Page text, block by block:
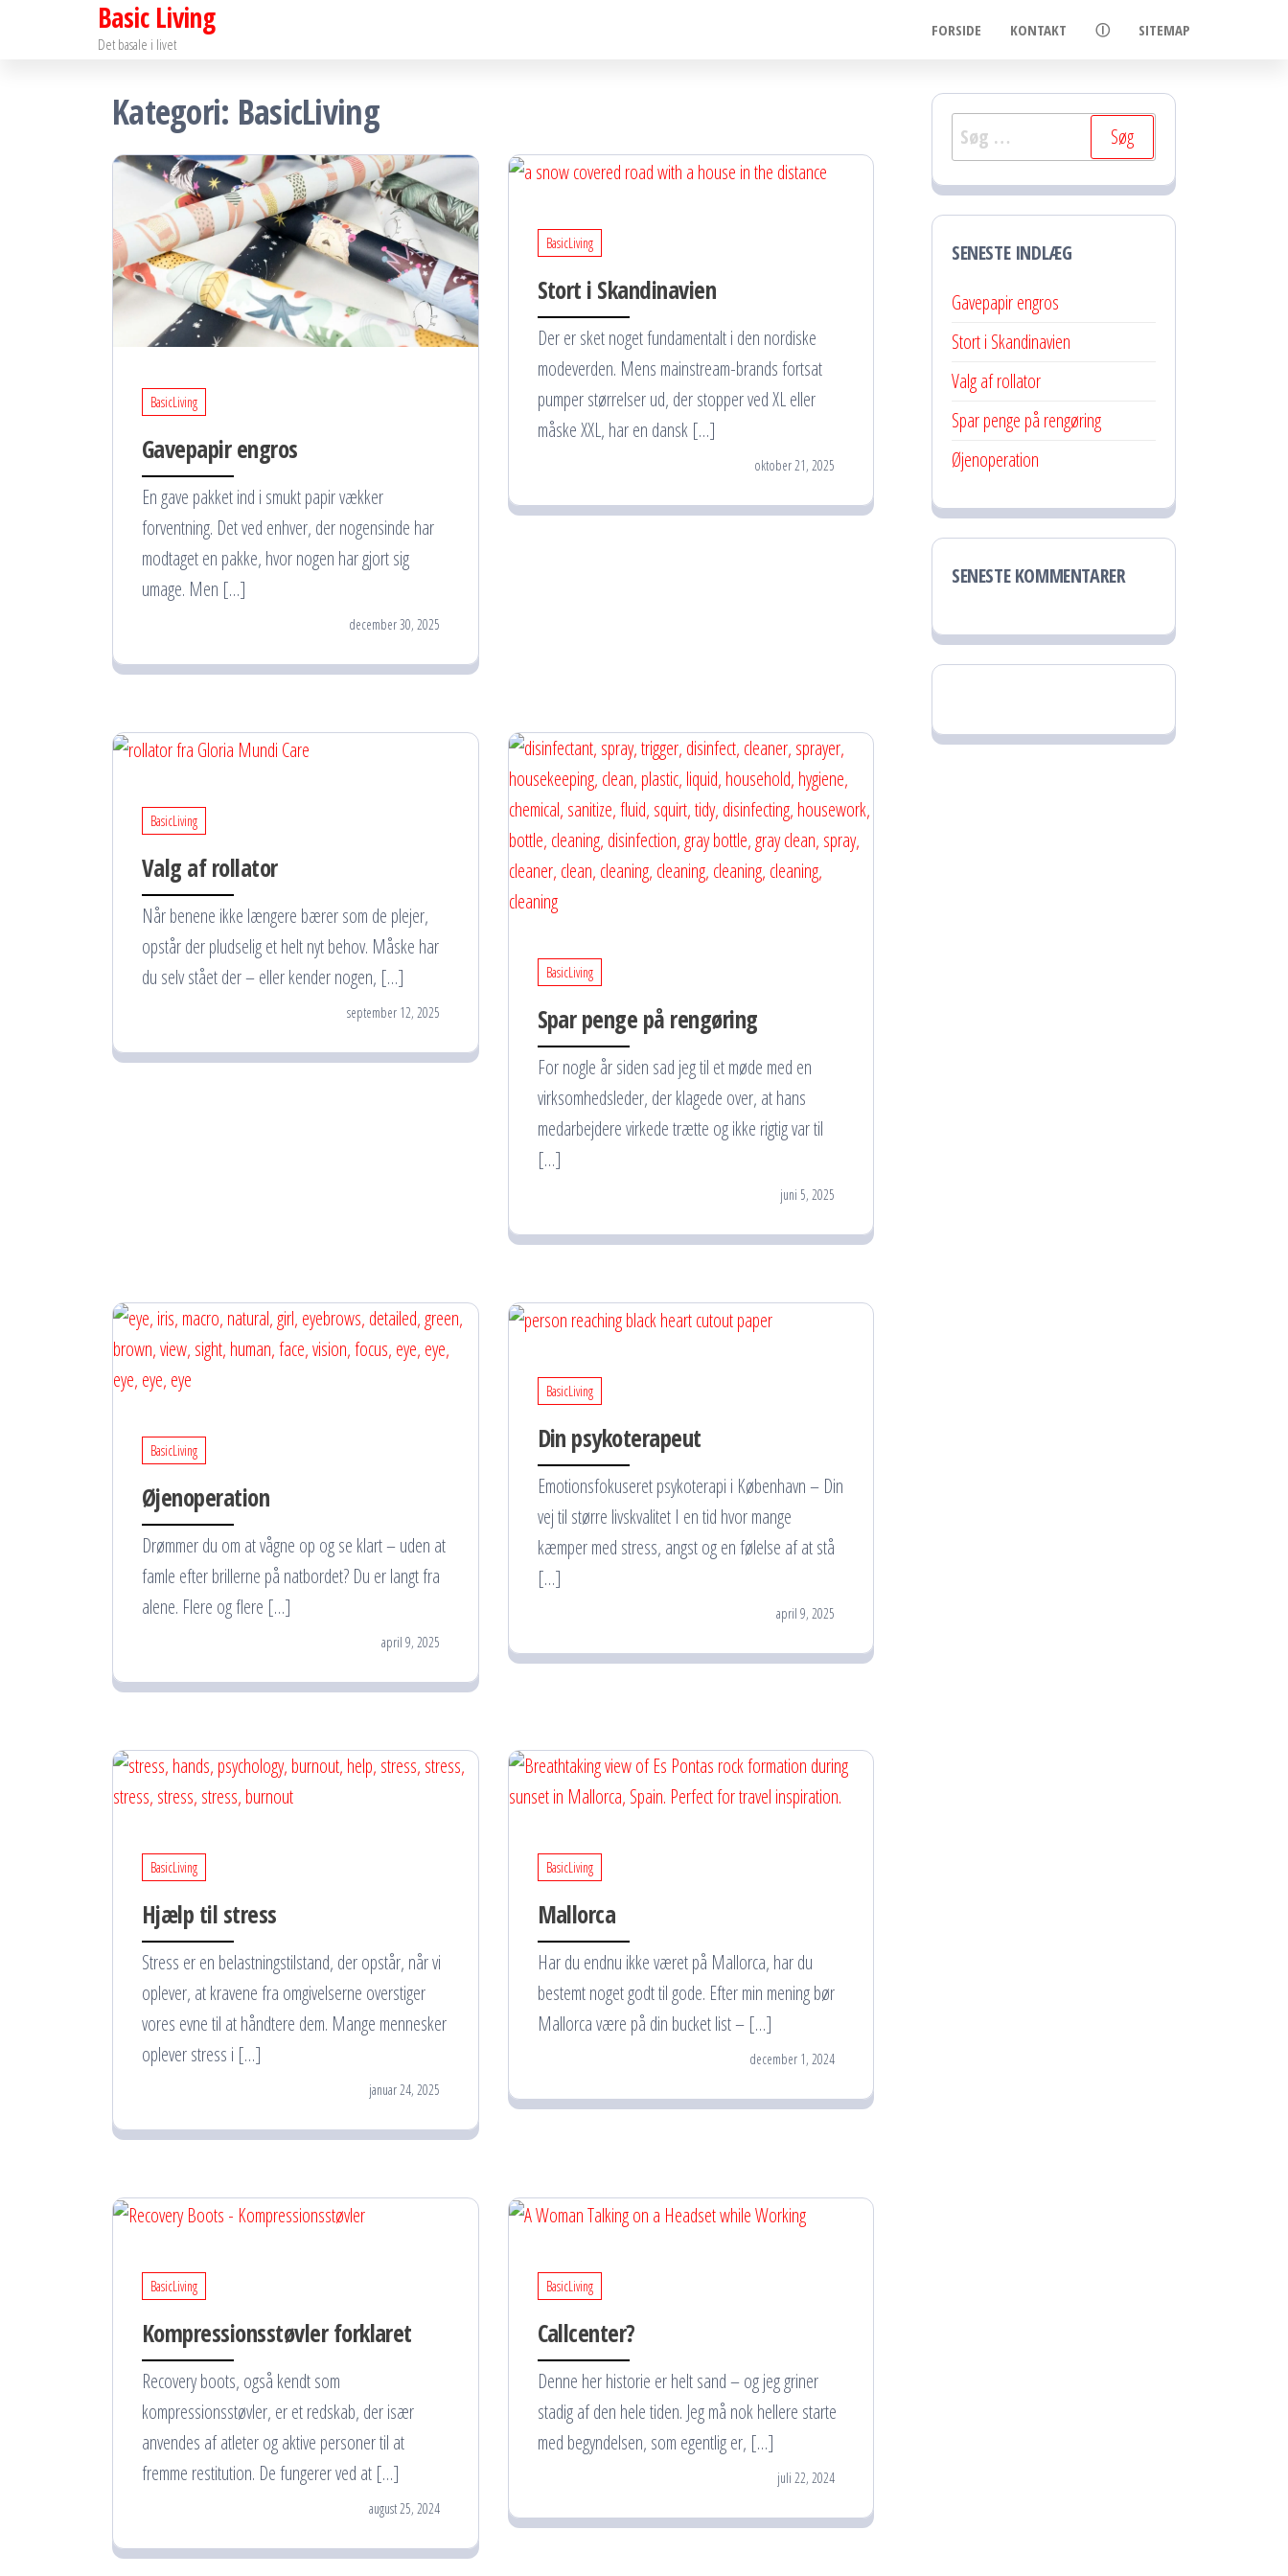
Basic Living
Det basale i livet
FORSIDE KONTAKT Ⓘ SITEMAP
Kategori: BasicLiving
BasicLiving
Gavepapir engros
En gave pakket ind i smukt papir vækker
forventning. Det ved enhver, der nogensinde har
modtaget en pakke, hvor nogen har gjort sig
umage. Men […]
december 30, 2025
BasicLiving
Stort i Skandinavien
Der er sket noget fundamentalt i den nordiske
modeverden. Mens mainstream-brands fortsat
pumper størrelser ud, der stopper ved XL eller
måske XXL, har en dansk […]
oktober 21, 2025
BasicLiving
Valg af rollator
Når benene ikke længere bærer som de plejer,
opstår der pludselig et helt nyt behov. Måske har
du selv stået der – eller kender nogen, […]
september 12, 2025
BasicLiving
Spar penge på rengøring
For nogle år siden sad jeg til et møde med en
virksomhedsleder, der klagede over, at hans
medarbejdere virkede trætte og ikke rigtig var til
[…]
juni 5, 2025
BasicLiving
Øjenoperation
Drømmer du om at vågne op og se klart – uden at
famle efter brillerne på natbordet? Du er langt fra
alene. Flere og flere […]
april 9, 2025
BasicLiving
Din psykoterapeut
Emotionsfokuseret psykoterapi i København – Din
vej til større livskvalitet I en tid hvor mange
kæmper med stress, angst og en følelse af at stå
[…]
april 9, 2025
BasicLiving
Hjælp til stress
Stress er en belastningstilstand, der opstår, når vi
oplever, at kravene fra omgivelserne overstiger
vores evne til at håndtere dem. Mange mennesker
oplever stress i […]
januar 24, 2025
BasicLiving
Mallorca
Har du endnu ikke været på Mallorca, har du
bestemt noget godt til gode. Efter min mening bør
Mallorca være på din bucket list – […]
december 1, 2024
BasicLiving
Kompressionsstøvler forklaret
Recovery boots, også kendt som
kompressionsstøvler, er et redskab, der især
anvendes af atleter og aktive personer til at
fremme restitution. De fungerer ved at […]
august 25, 2024
BasicLiving
Callcenter?
Denne her historie er helt sand – og jeg griner
stadig af den hele tiden. Jeg må nok hellere starte
med begyndelsen, som egentlig er, […]
juli 22, 2024
Søg
efter:
SENESTE INDLÆG
Gavepapir engros
Stort i Skandinavien
Valg af rollator
Spar penge på rengøring
Øjenoperation
SENESTE KOMMENTARER